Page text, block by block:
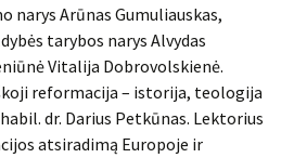
narys Arūnas Gumuliauskas,
tarybos narys Alvydas
Vitalija Dobrovolskienė.
reformacija – istorija, teologija
dr. Darius Petkūnas. Lektorius
atsiradimą Europoje ir